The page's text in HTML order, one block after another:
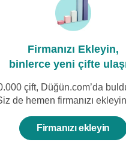
Firmanızı Ekleyin,
binlerce yeni çifte
çift, Düğün.com’da
de hemen firmanızı
Firmanızı ekleyin